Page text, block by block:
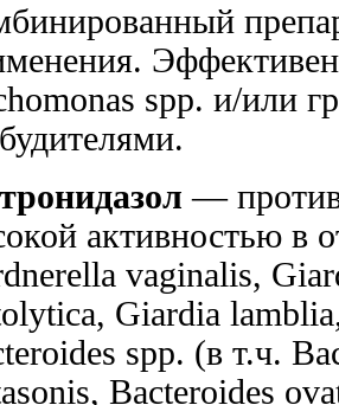
spp. и/или
—
активностью в
vaginalis,
Giardia
spp. (в т.ч.
Bacteroides